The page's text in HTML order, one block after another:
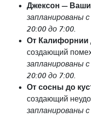
Джексон —
запланированы
20:00 до 7:00.
От Калифорнии
создающий
запланированы
20:00 до 7:00.
От сосны до
создающий
запланированы